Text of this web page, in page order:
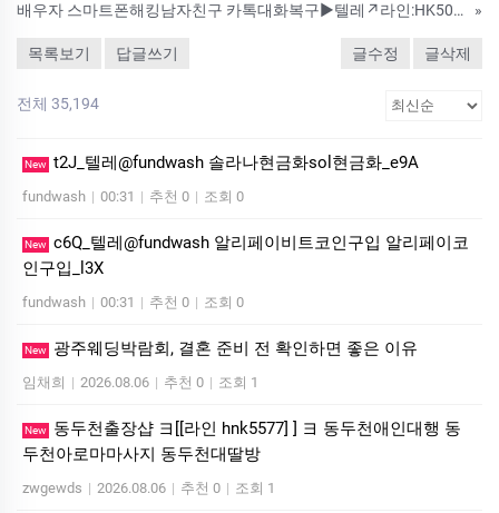
배우자 스마트폰해킹남자친구 카톡대화복구▶️텔레↗라인:HK5058▶️카톡해킹/아이폰카카오톡해킹/아이폰해킹툴구매애인외도증거수집|핸드폰위치추적|복제폰|통화녹취|카카오톡조회|쌍둥이폰 카톡도청
»
목록보기 답글쓰기 글수정 글삭제
전체 35,194
New t2J_텔레@fundwash 솔라나현금화sol현금화_e9A
fundwash | 00:31 | 추천 0 | 조회 0
New c6Q_텔레@fundwash 알리페이비트코인구입 알리페이코
인구입_l3X
fundwash | 00:31 | 추천 0 | 조회 0
New 광주웨딩박람회, 결혼 준비 전 확인하면 좋은 이유
임채희 | 2026.08.06 | 추천 0 | 조회 1
New
동두천출장샵 ヨ[[라인 hnk5577] ] ヨ 동두천애인대행 동
두천아로마마사지 동두천대딸방
zwgewds | 2026.08.06 | 추천 0 | 조회 1